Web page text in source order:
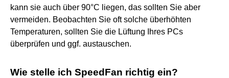
kann sie auch über 90°C liegen, das sollten Sie aber
vermeiden. Beobachten Sie oft solche überhöhten
Temperaturen, sollten Sie die Lüftung Ihres PCs
überprüfen und ggf. austauschen.
Wie stelle ich SpeedFan richtig ein?